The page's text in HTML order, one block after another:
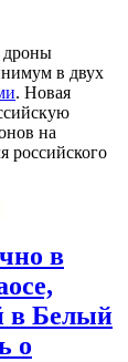
дроны
в двух
. Новая
на
российского
в
в Белый
о